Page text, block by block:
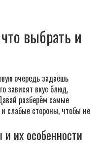
выбрать и
очередь задаёшь
зависят вкус блюд,
разберём самые
слабые стороны, чтобы не
их особенности